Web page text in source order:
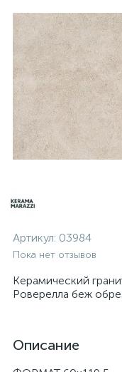
Артикул: 03984
Пока нет отзывов
Керамический
Роверелла беж
Описание